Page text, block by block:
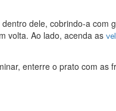
dele, cobrindo-a com
volta. Ao lado, acenda as
enterre o prato com as